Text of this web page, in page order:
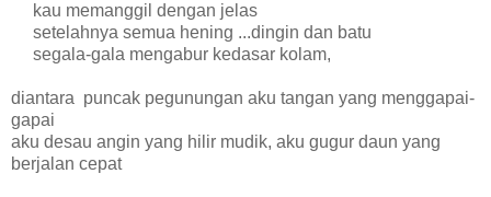
kau memanggil dengan jelas
setelahnya semua hening ...dingin dan batu
segala-gala mengabur kedasar kolam,
diantara puncak pegunungan aku tangan yang menggapai-
gapai
aku desau angin yang hilir mudik, aku gugur daun yang
berjalan cepat